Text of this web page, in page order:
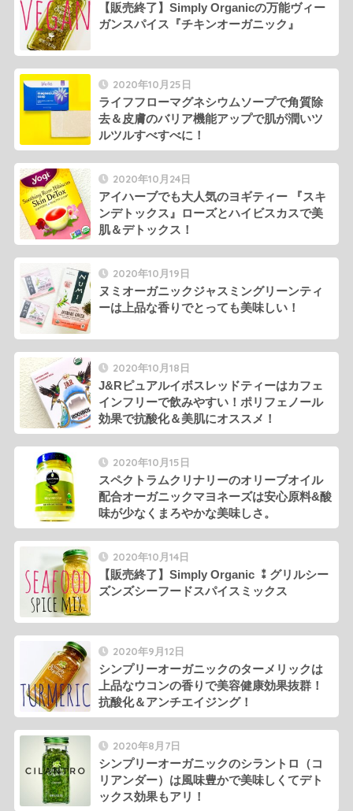
【販売終了】Simply Organicの万能ヴィー
ガンスパイス『チキンオーガニック』
2020年10月25日
ライフフローマグネシウムソープで角質除
去＆皮膚のバリア機能アップで肌が潤いツ
ルツルすべすべに！
2020年10月24日
アイハーブでも大人気のヨギティー 『スキ
ンデトックス』ローズとハイビスカスで美
肌＆デトックス！
2020年10月19日
ヌミオーガニックジャスミングリーンティ
ーは上品な香りでとっても美味しい！
2020年10月18日
J&Rピュアルイボスレッドティーはカフェ
インフリーで飲みやすい！ポリフェノール
効果で抗酸化＆美肌にオススメ！
2020年10月15日
スペクトラムクリナリーのオリーブオイル
配合オーガニックマヨネーズは安心原料&酸
味が少なくまろやかな美味しさ。
2020年10月14日
【販売終了】Simply Organic ⁑グリルシー
ズンズシーフードスパイスミックス
2020年9月12日
シンプリーオーガニックのターメリックは
上品なウコンの香りで美容健康効果抜群！
抗酸化＆アンチエイジング！
2020年8月7日
シンプリーオーガニックのシラントロ（コ
リアンダー）は風味豊かで美味しくてデト
ックス効果もアリ！